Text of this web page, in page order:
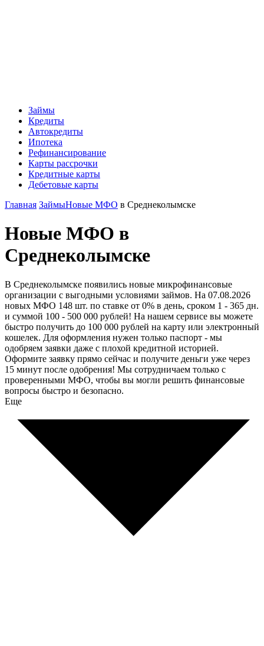
Займы
Кредиты
Автокредиты
Ипотека
Рефинансирование
Карты рассрочки
Кредитные карты
Дебетовые карты
Главная ЗаймыНовые МФО в Среднеколымске
Новые МФО в
Среднеколымске
В Среднеколымске появились новые микрофинансовые
организации с выгодными условиями займов. На 07.08.2026
новых МФО 148 шт. по ставке от 0% в день, сроком 1 - 365 дн.
и суммой 100 - 500 000 рублей! На нашем сервисе вы можете
быстро получить до 100 000 рублей на карту или электронный
кошелек. Для оформления нужен только паспорт - мы
одобряем заявки даже с плохой кредитной историей.
Оформите заявку прямо сейчас и получите деньги уже через
15 минут после одобрения! Мы сотрудничаем только с
проверенными МФО, чтобы вы могли решить финансовые
вопросы быстро и безопасно.
Еще